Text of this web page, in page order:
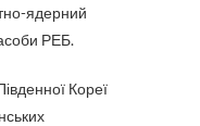
ядерний
РЕБ.
Кореї